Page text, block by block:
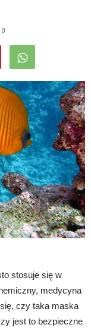
0
stosuje się w
medycyna
czy taka maska
jest to bezpieczne